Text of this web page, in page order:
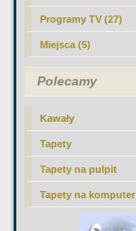
Programy TV (27)
Miejsca (5)
Polecamy
Kawały
Tapety
Tapety na pulpit
Tapety na komputer